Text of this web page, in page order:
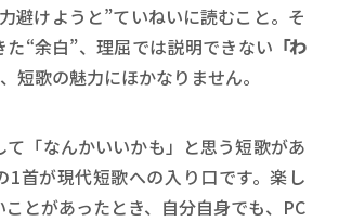
避けようと”ていねいに読むこと。そ
た“余白”、理屈では説明できない 「わ
短歌の魅力にほかなりません。
て「なんかいいかも」と思う短歌があ
1首が現代短歌への入り口です。楽し
ことがあったとき、自分自身でも、PC